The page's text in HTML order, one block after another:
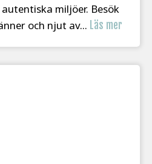
miljöer. Besök
och njut av... Läs mer